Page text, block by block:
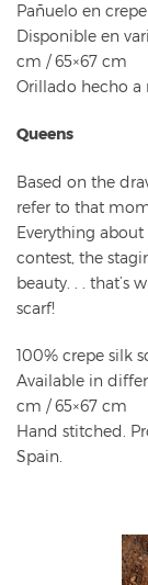
Pañuelo en
Disponible en
cm / 65×67 cm
Orillado hecho a
Queens
Based on the
refer to that
Everything about
contest, the
beauty. . . that’s
scarf!
100% crepe silk
Available in
cm / 65×67 cm
Hand stitched.
Spain.